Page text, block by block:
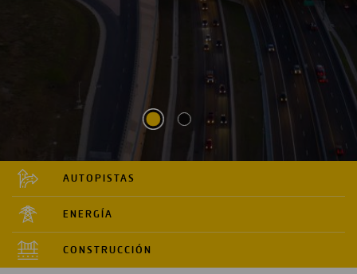
AUTOPISTAS
ENERGÍA
CONSTRUCCIÓN